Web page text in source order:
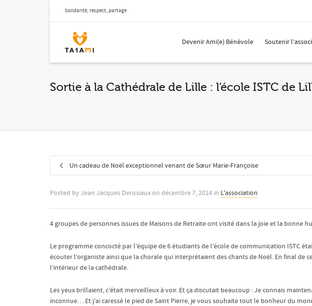
Solidarité, respect, partage
Devenir Ami(e) Bénévole Soutenir
Sortie à la Cathédrale de Lille : l’école ISTC de
Un cadeau de Noël exceptionnel venant de Sœur Marie-Françoise
Posted by Jean Jacques Derosiauxon décembre 7, 2014 in L'association
4 groupes de personnes issues de Maisons de Retraite ont visité dans la joie et la bonne
Le programme concocté par l’équipe de 6 étudiants de l’école de communication ISTC
écouter l’organiste ainsi que la chorale qui interprétaient des chants de Noël. En final
l’intérieur de la cathédrale.
Les yeux brillaient, c’était merveilleux à voir. Et ça discutait beaucoup : Je connais
inconnue… Et j’ai caressé le pied de Saint Pierre, je vous souhaite tout le bonheur du